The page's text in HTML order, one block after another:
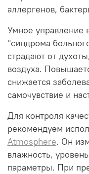
аллергенов,
Умное управление
"синдрома
страдают от
воздуха.
снижается
самочувствие и
Для контроля
рекомендуем
Atmosphere. Он
влажность,
параметры. При